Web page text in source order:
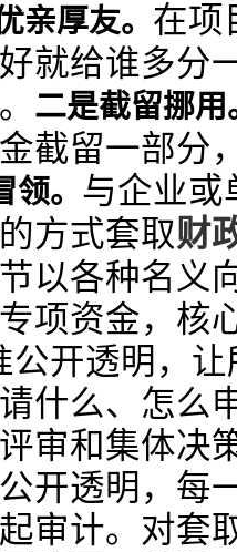
亲厚友。 在项
就给谁多分
二是截留挪用
截留一部分
。 与企业或
方式套取财
以各种名义
项资金，核
公开透明，
什么、怎么
审和集体决
开透明，每
审计。对套